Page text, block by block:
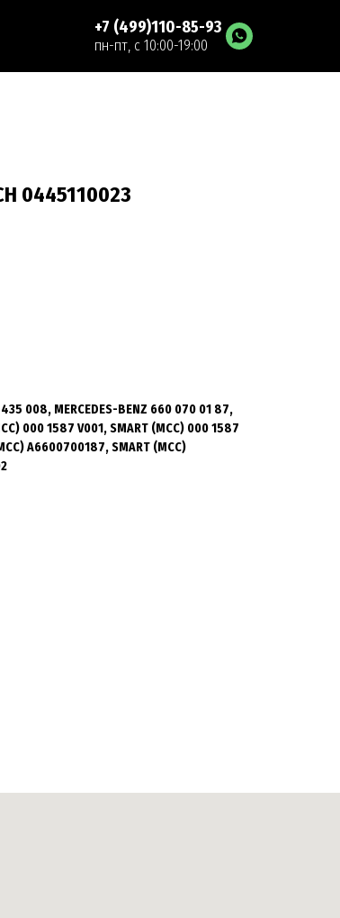
+7 (499)110-85-93
пн-пт, с 10:00-19:00
0445110023
008, MERCEDES-BENZ 660 070 01 87,
000 1587 V001, SMART (MCC) 000 1587
A6600700187, SMART (MCC)